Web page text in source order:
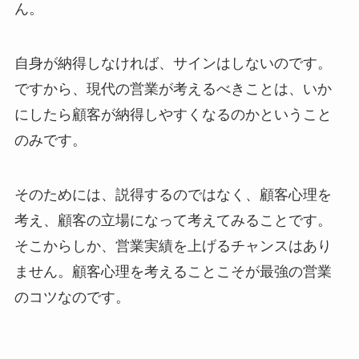
ん。
自身が納得しなければ、サインはしないのです。
ですから、現代の営業が考えるべきことは、いか
にしたら顧客が納得しやすくなるのかということ
のみです。
そのためには、説得するのではなく、顧客心理を
考え、顧客の立場になって考えてみることです。
そこからしか、営業実績を上げるチャンスはあり
ません。顧客心理を考えることこそが最強の営業
のコツなのです。